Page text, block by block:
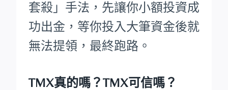
套殺」手法，先讓你小額投資成
功出金，等你投入大筆資金後就
無法提領，最終跑路。
TMX真的嗎？TMX可信嗎？